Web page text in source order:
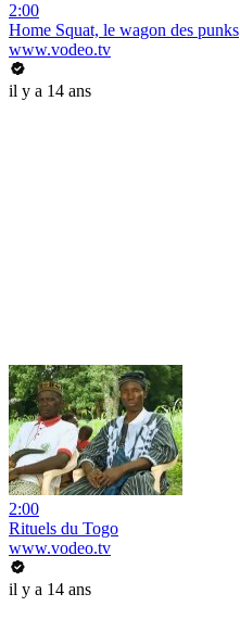
2:00
Home Squat, le wagon des punks
www.vodeo.tv
il y a 14 ans
2:00
Rituels du Togo
www.vodeo.tv
il y a 14 ans